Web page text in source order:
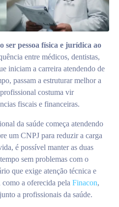
ser pessoa física e jurídica ao
entre médicos, dentistas,
iniciam a carreira atendendo de
passam a estruturar melhor a
costuma vir
fiscais e financeiras.
da saúde começa atendendo
um CNPJ para reduzir a carga
é possível manter as duas
sem problemas com o
que exige atenção técnica e
a oferecida pela Finacon,
a profissionais da saúde.